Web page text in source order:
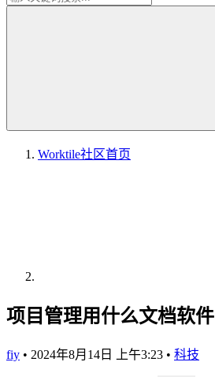
Worktile社区首页
项目管理用什么文档软件
fiy • 2024年8月14日 上午3:23 • 科技